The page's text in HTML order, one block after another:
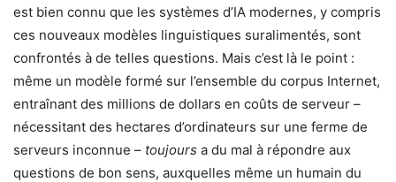
est bien connu que les systèmes d’IA modernes, y compris
ces nouveaux modèles linguistiques suralimentés, sont
confrontés à de telles questions. Mais c’est là le point :
même un modèle formé sur l’ensemble du corpus Internet,
entraînant des millions de dollars en coûts de serveur –
nécessitant des hectares d’ordinateurs sur une ferme de
serveurs inconnue – toujours a du mal à répondre aux
questions de bon sens, auxquelles même un humain du